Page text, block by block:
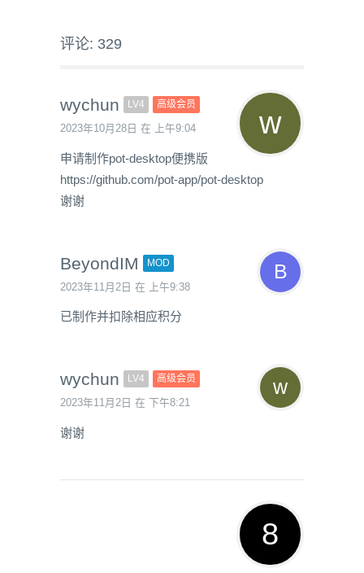
评论: 329
wychun LV4 高级会员
2023年10月28日 在 上午9:04
申请制作pot-desktop便携版
https://github.com/pot-app/pot-desktop
谢谢
BeyondIM MOD
2023年11月2日 在 上午9:38
已制作并扣除相应积分
wychun LV4 高级会员
2023年11月2日 在 下午8:21
谢谢